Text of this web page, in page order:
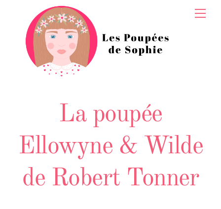
content
La poupée
Ellowyne & Wilde
de Robert Tonner